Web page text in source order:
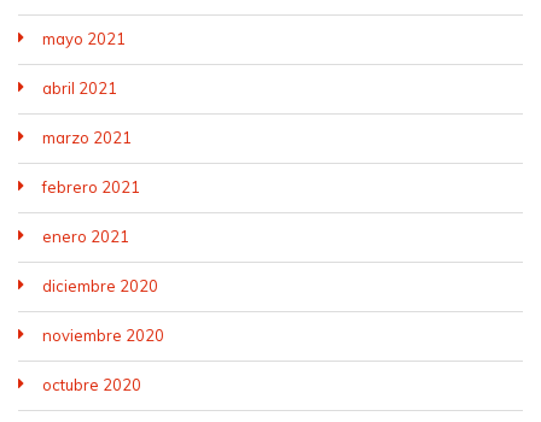
mayo 2021
abril 2021
marzo 2021
febrero 2021
enero 2021
diciembre 2020
noviembre 2020
octubre 2020